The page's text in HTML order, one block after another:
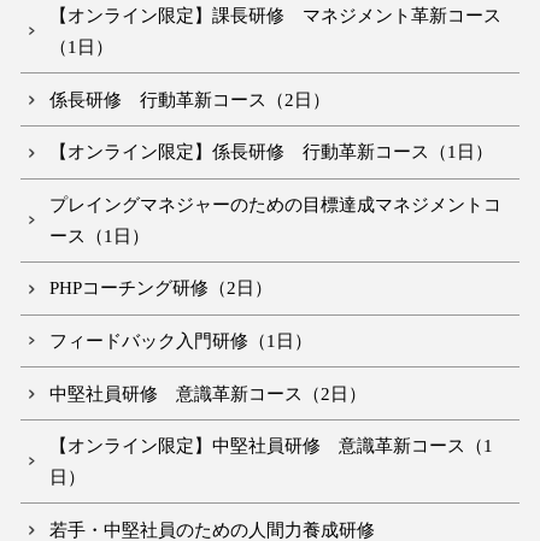
【オンライン限定】課長研修 マネジメント革新コース
（1日）
係長研修 行動革新コース（2日）
【オンライン限定】係長研修 行動革新コース（1日）
プレイングマネジャーのための目標達成マネジメントコ
ース（1日）
PHPコーチング研修（2日）
フィードバック入門研修（1日）
中堅社員研修 意識革新コース（2日）
【オンライン限定】中堅社員研修 意識革新コース（1
日）
若手・中堅社員のための人間力養成研修